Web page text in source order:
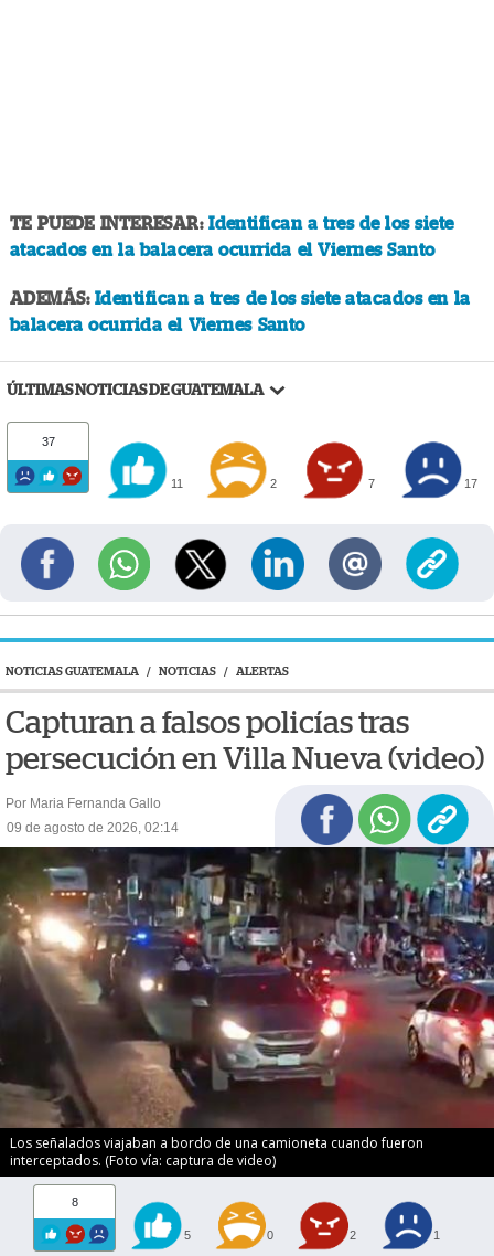
TE PUEDE INTERESAR:Identifican a tres de los siete
atacados en la balacera ocurrida el Viernes Santo
ADEMÁS:Identifican a tres de los siete atacados en la
balacera ocurrida el Viernes Santo
ÚLTIMAS NOTICIAS DE GUATEMALA
37
11 2 7 17
NOTICIAS GUATEMALA / NOTICIAS / ALERTAS
Capturan a falsos policías tras
persecución en Villa Nueva (video)
Por Maria Fernanda Gallo
09 de agosto de 2026, 02:14
Los señalados viajaban a bordo de una camioneta cuando fueron
interceptados. (Foto vía: captura de video)
8
5 0 2 1